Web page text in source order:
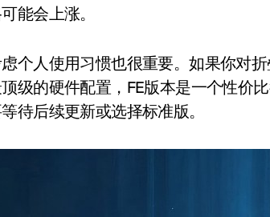
能会上涨。
人使用习惯也很重要。如果你对折
级的硬件配置，FE版本是一个性价
待后续更新或选择标准版。